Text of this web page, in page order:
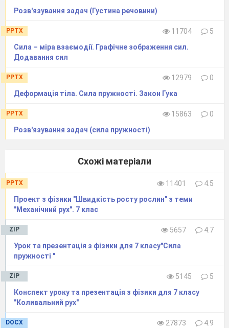
Розв'язування задач (Густина речовини)
PPTX 11704
5
Сила – міра взаємодії. Графічне зображення сил.
Додавання сил
PPTX 12979
0
Деформація тіла. Сила пружності. Закон Гука
PPTX 15863
0
Розв'язування задач (сила пружності)
Схожі матеріали
PPTX 11401
4.5
Проект з фізики "Швидкість росту рослин" з теми
"Механічний рух". 7 клас
ZIP 5657
4.7
Урок та презентація з фізики для 7 класу"Сила
пружності "
ZIP 5145
5
Конспект уроку та презентація з фізики для 7 класу
"Коливальний рух"
DOCX 27873
4.9